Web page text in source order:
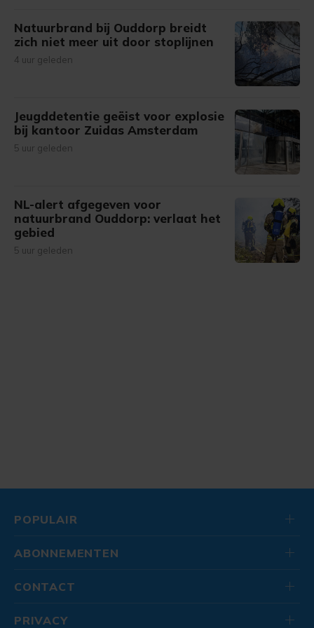
Natuurbrand bij Ouddorp breidt
zich niet meer uit door stoplijnen
4 uur geleden
Jeugddetentie geëist voor explosie
bij kantoor Zuidas Amsterdam
5 uur geleden
NL-alert afgegeven voor
natuurbrand Ouddorp: verlaat het
gebied
5 uur geleden
POPULAIR
ABONNEMENTEN
CONTACT
PRIVACY